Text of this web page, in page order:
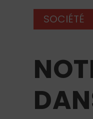
SOCIÉTÉ